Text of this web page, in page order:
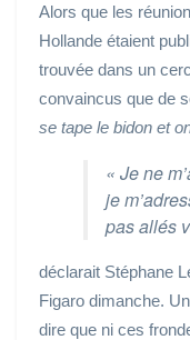
Alors que les
Hollande étaient
trouvée dans un
convaincus que de
se tape le bidon et
« Je ne
je
pas allés
déclarait Stéphane
Figaro dimanche.
dire que ni ces